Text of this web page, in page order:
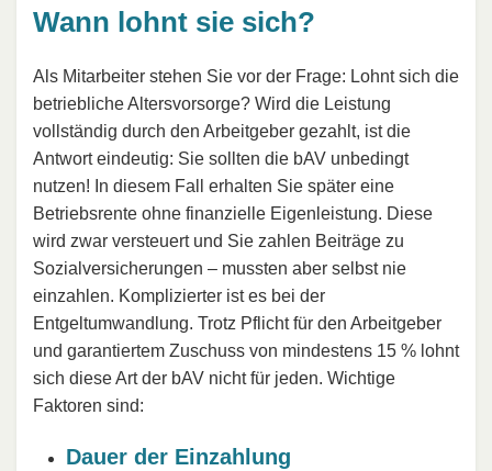
Wann lohnt sie sich?
Als Mitarbeiter stehen Sie vor der Frage: Lohnt sich die
betriebliche Altersvorsorge? Wird die Leistung
vollständig durch den Arbeitgeber gezahlt, ist die
Antwort eindeutig: Sie sollten die bAV unbedingt
nutzen! In diesem Fall erhalten Sie später eine
Betriebsrente ohne finanzielle Eigenleistung. Diese
wird zwar versteuert und Sie zahlen Beiträge zu
Sozialversicherungen – mussten aber selbst nie
einzahlen. Komplizierter ist es bei der
Entgeltumwandlung. Trotz Pflicht für den Arbeitgeber
und garantiertem Zuschuss von mindestens 15 % lohnt
sich diese Art der bAV nicht für jeden. Wichtige
Faktoren sind:
Dauer der Einzahlung